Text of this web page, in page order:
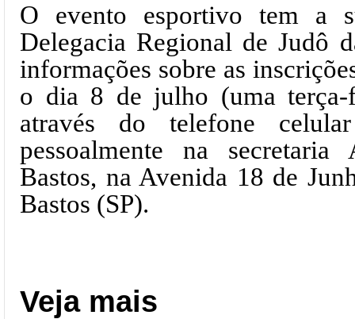
O evento esportivo tem a
Delegacia Regional de Judô
informações sobre as
o dia 8 de julho (uma terça-
através do telefone
pessoalmente na
Bastos, na Avenida 18 de
Bastos (SP).
Veja mais